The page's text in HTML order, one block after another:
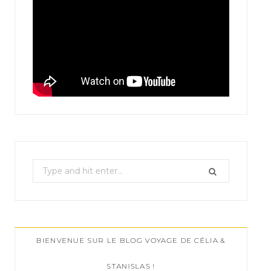
e
c
hBIENVENUE SUR LE BLOG VOYAGE DE CÉLIA &
STANISLAS !